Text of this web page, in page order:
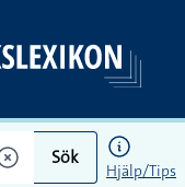
Sök
Hjälp/Tips